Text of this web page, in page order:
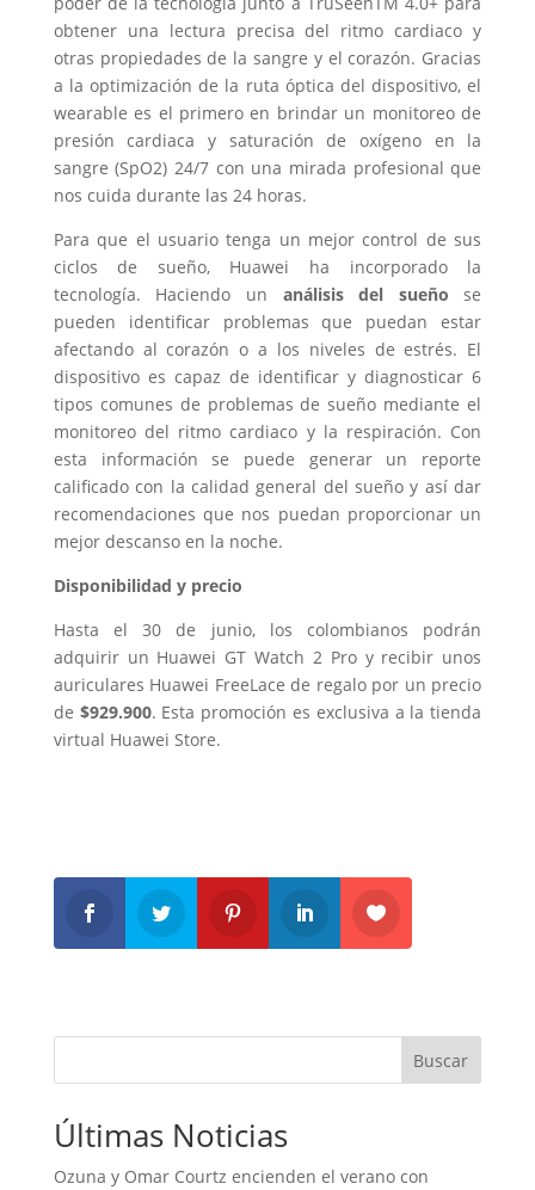
obtener una lectura precisa del ritmo cardiaco y
otras propiedades de la sangre y el corazón. Gracias
a la optimización de la ruta óptica del dispositivo, el
wearable es el primero en brindar un monitoreo de
presión cardiaca y saturación de oxígeno en la
sangre (SpO2) 24/7 con una mirada profesional que
nos cuida durante las 24 horas.
Para que el usuario tenga un mejor control de sus
ciclos de sueño, Huawei ha incorporado la
tecnología. Haciendo un análisis del sueño se
pueden identificar problemas que puedan estar
afectando al corazón o a los niveles de estrés. El
dispositivo es capaz de identificar y diagnosticar 6
tipos comunes de problemas de sueño mediante el
monitoreo del ritmo cardiaco y la respiración. Con
esta información se puede generar un reporte
calificado con la calidad general del sueño y así dar
recomendaciones que nos puedan proporcionar un
mejor descanso en la noche.
Disponibilidad y precio
Hasta el 30 de junio, los colombianos podrán
adquirir un Huawei GT Watch 2 Pro y recibir unos
auriculares Huawei FreeLace de regalo por un precio
de $929.900. Esta promoción es exclusiva a la tienda
virtual Huawei Store.
Buscar
Últimas Noticias
Ozuna y Omar Courtz encienden el verano con